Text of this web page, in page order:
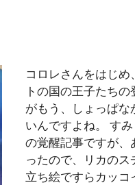
コロレさんをはじ
トの国の王子たち
がもう、しょっぱ
いんですよね。 す
の覚醒記事ですが
ったので、リカの
立ち絵ですらカッコ